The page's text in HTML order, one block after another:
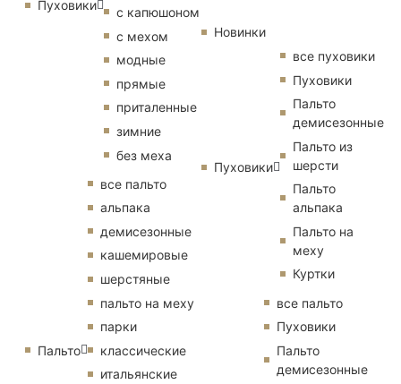
Пуховики
с капюшоном
с мехом
модные
прямые
приталенные
зимние
без меха
Пальто
все пальто
альпака
демисезонные
кашемировые
шерстяные
пальто на меху
парки
классические
итальянские
Новинки
Пуховики
все пуховики
Пуховики
Пальто
демисезонные
Пальто из
шерсти
Пальто
альпака
Пальто на
меху
Куртки
все пальто
Пуховики
Пальто
демисезонные